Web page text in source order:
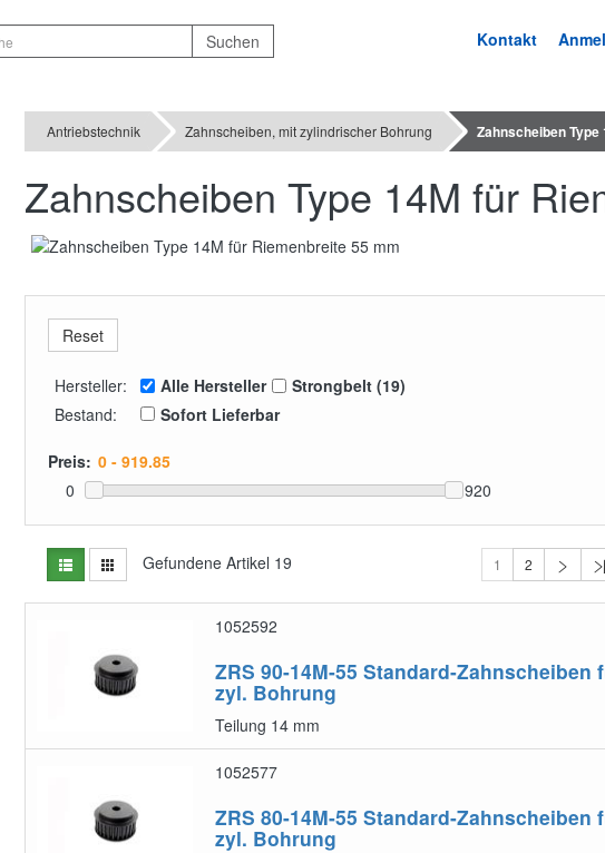
Kontakt
Antriebstechnik Zahnscheiben, mit zylindrischer Bohrung Zahnscheiben
Zahnscheiben Type 14M für
Hersteller: Alle Hersteller
Strongbelt (19)
Bestand:
Sofort Lieferbar
Preis:
0
920
Gefundene Artikel 19 1 2
1052592
ZRS 90-14M-55 Standard-Zahnscheiben
zyl. Bohrung
Teilung 14 mm
1052577
ZRS 80-14M-55 Standard-Zahnscheiben
zyl. Bohrung